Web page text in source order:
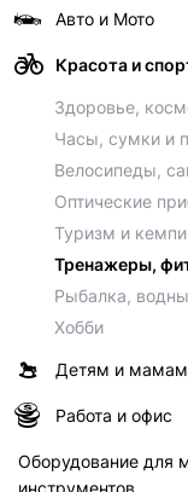
Авто и Мото
Красота и
Здоровье,
Часы, сумки и
Велосипеды,
Оптические
Туризм и
Тренажеры,
Рыбалка,
Хобби
Детям и мамам
Работа и офис
Оборудование для
инструментов